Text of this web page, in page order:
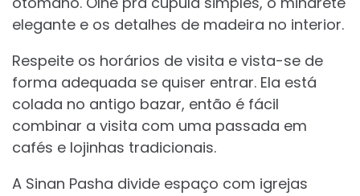
elegante e os detalhes de madeira no interior.
Respeite os horários de visita e vista-se de
forma adequada se quiser entrar. Ela está
colada no antigo bazar, então é fácil
combinar a visita com uma passada em
cafés e lojinhas tradicionais.
A Sinan Pasha divide espaço com igrejas